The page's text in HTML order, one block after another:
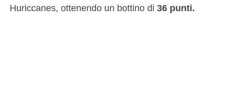
Huriccanes, ottenendo un bottino di 36 punti.